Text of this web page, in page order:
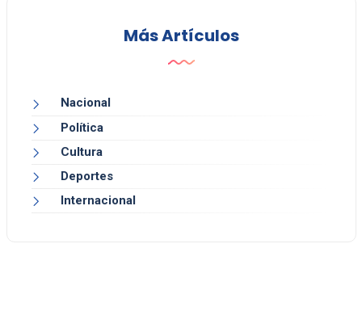
Más Artículos
Nacional
Política
Cultura
Deportes
Internacional